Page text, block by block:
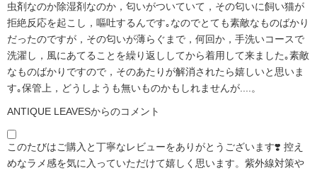
虫剤なのか除湿剤なのか，匂いがついていて，その匂いに飼い猫が
拒絶反応を起こし，嘔吐するんです｡なのでとても素敵なものばかり
だったのですが，その匂いが薄らぐまで，何回か，手洗いコースで
洗濯し，風にあてることを繰り返ししてから着用して来ました｡素敵
なものばかりですので，そのあたりが解消されたら嬉しいと思いま
す｡保管上，どうしようも無いものかもしれませんが....。
ANTIQUE LEAVESからのコメント
このたびはご購入と丁寧なレビューをありがとうございます❣️ 控え
めなラメ感を気に入っていただけて嬉しく思います。紫外線対策や